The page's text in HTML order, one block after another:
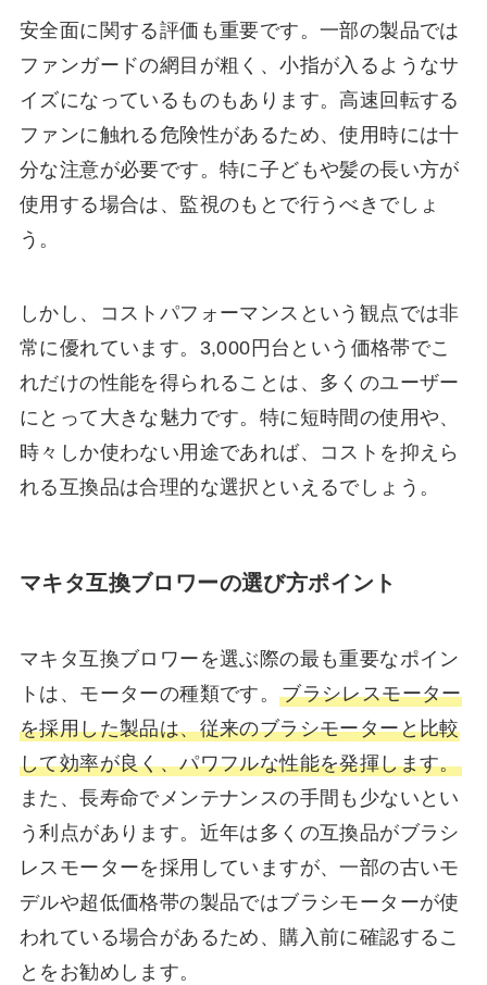
安全面に関する評価も重要です。一部の製品では
ファンガードの網目が粗く、小指が入るようなサ
イズになっているものもあります。高速回転する
ファンに触れる危険性があるため、使用時には十
分な注意が必要です。特に子どもや髪の長い方が
使用する場合は、監視のもとで行うべきでしょ
う。
しかし、コストパフォーマンスという観点では非
常に優れています。3,000円台という価格帯でこ
れだけの性能を得られることは、多くのユーザー
にとって大きな魅力です。特に短時間の使用や、
時々しか使わない用途であれば、コストを抑えら
れる互換品は合理的な選択といえるでしょう。
マキタ互換ブロワーの選び方ポイント
マキタ互換ブロワーを選ぶ際の最も重要なポイン
トは、モーターの種類です。ブラシレスモーター
を採用した製品は、従来のブラシモーターと比較
して効率が良く、パワフルな性能を発揮します。
また、長寿命でメンテナンスの手間も少ないとい
う利点があります。近年は多くの互換品がブラシ
レスモーターを採用していますが、一部の古いモ
デルや超低価格帯の製品ではブラシモーターが使
われている場合があるため、購入前に確認するこ
とをお勧めします。